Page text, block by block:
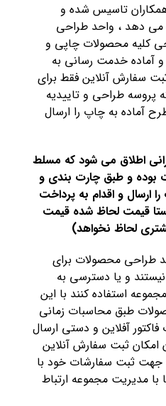
تاسیس شده و
می دهد ، واحد طراحی
کلیه محصولات چاپی و
آماده خدمت رسانی به
سفارش آنلاین فقط برای
پروسه طراحی و تاییدیه
آماده به چاپ را ارسال
اطلاق می شود که مسلط
بوده و طبق چارت بندی و
ارسال و اقدام به پرداخت
قیمت لحاظ شده قیمت
لحاظ نخواهد)
طراحی محصولات برای
و یا دسترسی به
استفاده کنند با این
طبق محاسبات زمانی
آفلاین و دستی ارسال
امکان ثبت سفارش آنلاین
جهت ثبت سفارشات خود با
مدیریت مجموعه ارتباط